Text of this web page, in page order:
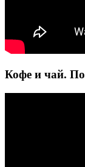
Кофе и чай.